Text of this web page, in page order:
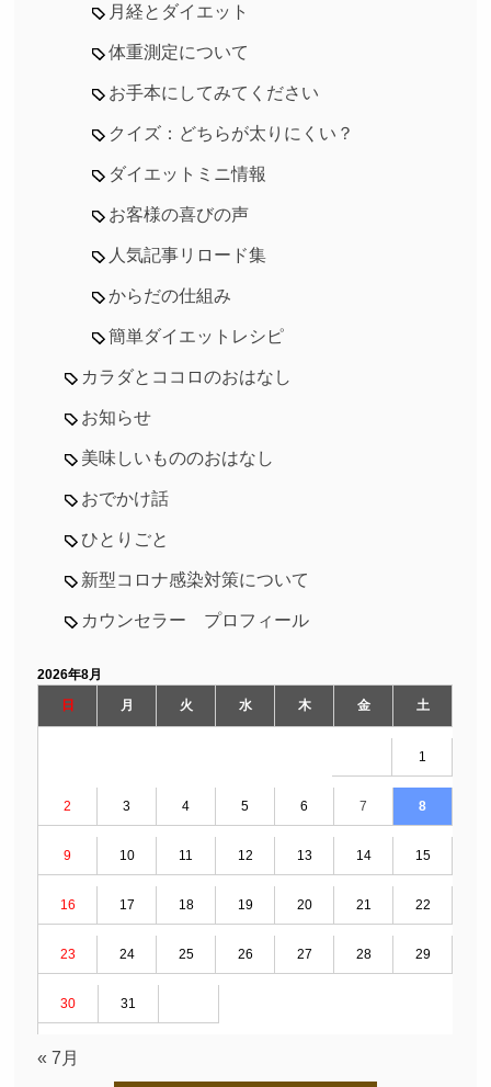
月経とダイエット
体重測定について
お手本にしてみてください
クイズ：どちらが太りにくい？
ダイエットミニ情報
お客様の喜びの声
人気記事リロード集
からだの仕組み
簡単ダイエットレシピ
カラダとココロのおはなし
お知らせ
美味しいもののおはなし
おでかけ話
ひとりごと
新型コロナ感染対策について
カウンセラー プロフィール
2026年8月
日
月 火 水 木 金 土
1
2 3 4 5 6 7 8
9 10 11 12 13 14 15
16 17 18 19 20 21 22
23 24 25 26 27 28 29
30 31
« 7月